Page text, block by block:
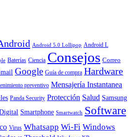
Android 5.0 Lollipop Android L
Baterías Ciencia Consejos Correo
Google Guía de compra Hardware
preventivo Mensajería Instantanea
Panda Security Protección Salud Samsung
Smartphone Smartwatch Software
Virus Whatsapp Wi-Fi Windows